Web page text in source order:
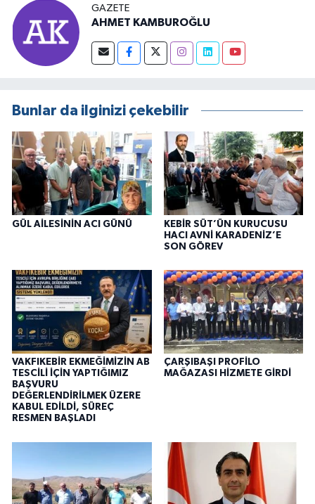
GAZETE
AHMET KAMBUROĞLU
Bunlar da ilginizi çekebilir
GÜL AİLESİNİN ACI GÜNÜ
KEBİR SÜT’ÜN KURUCUSU
HACI AVNİ KARADENİZ’E
SON GÖREV
VAKFIKEBİR EKMEĞİMİZİN AB
TESCİLİ İÇİN YAPTIĞIMIZ
BAŞVURU
DEĞERLENDİRİLMEK ÜZERE
KABUL EDİLDİ, SÜREÇ
RESMEN BAŞLADI
ÇARŞIBAŞI PROFİLO
MAĞAZASI HİZMETE GİRDİ